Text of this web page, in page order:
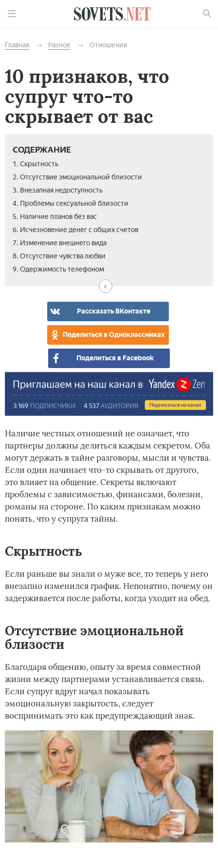
Главная Разное Отношения
10 признаков, что
супруг что-то
скрывает от вас
СОДЕРЖАНИЕ
1. Скрытность
2. Отсутствие эмоциональной близости
3. Внезапная недоступность
4. Проблемы сексуальной близости
5. Наличие планов без вас
6. Исчезновение денег с общих счетов
7. Изменение внешнего вида
8. Отсутствие чувства любви
9. Одержимость телефоном
Рассказать ВКонтакте
Поделиться в Одноклассниках
Поделиться в Facebook
Наличие честных отношений не означает, что
партнеры должны делиться каждым секретом. Оба
могут держать в тайне разговоры, мысли и чувства.
Если один начинает что-то скрывать от другого,
это влияет на общение. Секреты включают
проблемы с зависимостью, финансами, болезни,
романы на стороне. По каким признакам можно
понять, что у супруга тайны.
Скрытность
Если раньше вы знали о муже все, то теперь у него
внезапно изменился график. Непонятно, почему он
задерживается после работы, когда уходит на обед.
Отсутствие эмоциональной
близости
Благодаря общению, опыту за время совместной
жизни между партнерами устанавливается связь.
Если супруг вдруг начал показывать
эмоциональную закрытость, следует
воспринимать это как предупреждающий знак.